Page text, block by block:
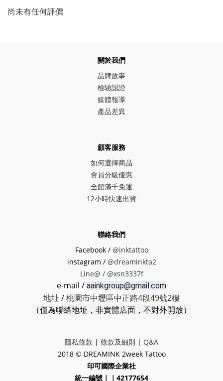
尚未有任何評價
關於我們
品牌故事
檢驗認證
媒體報導
產品差異
顧客服務
如何選擇商品
會員分級優惠
全館滿千免運
12小時快速出貨
聯絡我們
Facebook / @inktattoo
instagram / @dreaminkta2
Line@ / @xsn3337f
e-mail / aainkgroup@gmail.com
地址 /桃園市中壢區中正路4段49號2樓
（僅為聯絡地址，非實體店面，不對外開放）
隱私條款 | 條款及細則 | Q&A
2018 © DREAMINK 2week Tattoo
印可國際企業社
統一編號｜｜42177654